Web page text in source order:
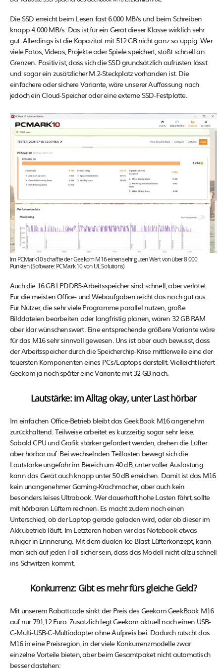
Die SSD erreicht beim Lesen fast 6.000 MB/s und beim Schreiben
knapp 4.000 MB/s. Das ist für ein Gerät dieser Klasse wirklich sehr
gut. Allerdings ist die Kapazität mit 512 GB nicht ganz so üppig. Wer
viele Fotos, Videos, Projekte oder Spiele speichert, stößt schnell an
Grenzen. Positiv ist, dass sich die SSD grundsätzlich aufrüsten lässt
und sogar ein zusätzlicher M.2-Steckplatz vorhanden ist. Die
einfachere oder sichere Variante, wäre unserer Auffassung nach
jedoch ein Cloud-Speicher oder eine externe SSD-Festplatte.
Im PCMark10 schaffte der Geekom M16 einen sehr guten Wert von über 8.000
Punkten (Software: PCMark 10 von UL Solutions)
Auch die 16 GB LPDDR5-Arbeitsspeicher sind schnell, aber verlötet.
Für die meisten Office- und Webaufgaben reicht das noch gut aus.
Für Nutzer, die sehr viele Programme parallel nutzen, große
Bilddateien bearbeiten oder langfristig planen, wären 32 GB RAM
aber klar wünschenswert. Eine entsprechende größere Variante wäre
für das M16 sehr sinnvoll gewesen. Uns ist aber auch bewusst, dass
der Arbeitsspeicher durch die Speicherchip-Krise mittlerweile eine der
teuersten Komponenten eines PCs/Laptops darstellt. Vielleicht liefert
Geekom ja noch später eine Variante mit 32 GB nach.
Lautstärke: im Alltag okay, unter Last hörbar
Im einfachen Office-Betrieb bleibt das GeekBook M16 angenehm
zurückhaltend. Teilweise arbeitet es kurzzeitig sogar sehr leise.
Sobald CPU und Grafik stärker gefordert werden, drehen die Lüfter
aber hörbar auf. Bei wechselnden Teillasten bewegt sich die
Lautstärke ungefähr im Bereich um 40 dB, unter voller Auslastung
kann das Gerät auch knapp unter 50 dB erreichen. Damit ist das M16
kein unangenehmer Gaming-Krachmacher, aber auch kein
besonders leises Ultrabook. Wer dauerhaft hohe Lasten fährt, sollte
mit hörbaren Lüftern rechnen. Es macht zudem noch einen
Unterschied, ob der Laptop gerade geladen wird, oder ob dieser im
Akkubetrieb läuft. Im Letzteren haben wir das Notebook etwas
ruhiger in Erinnerung. Mit dem dualen Ice-Blast-Lüfterkonzept, kann
man sich auf jeden Fall sicher sein, dass das Modell nicht allzu schnell
ins Schwitzen kommt.
Konkurrenz: Gibt es mehr fürs gleiche Geld?
Mit unserem Rabattcode sinkt der Preis des Geekom GeekBook M16
auf nur 791,12 Euro. Zusätzlich legt Geekom aktuell noch einen USB-
C-Multi-USB‑C‑Multiadapter ohne Aufpreis bei. Dadurch rutscht das
M16 in eine Preisregion, in der viele Konkurrenzmodelle zwar
einzelne Vorteile bieten, aber beim Gesamtpaket nicht automatisch
besser dastehen: